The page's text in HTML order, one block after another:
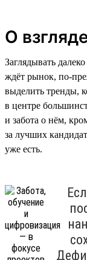
О
Заглядывать
ждёт рынок, по-
выделить тренды,
в центре
и забота о нём,
за лучших
уже есть.